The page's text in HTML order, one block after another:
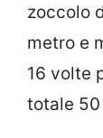
zoccolo
metro e
16 volte
totale